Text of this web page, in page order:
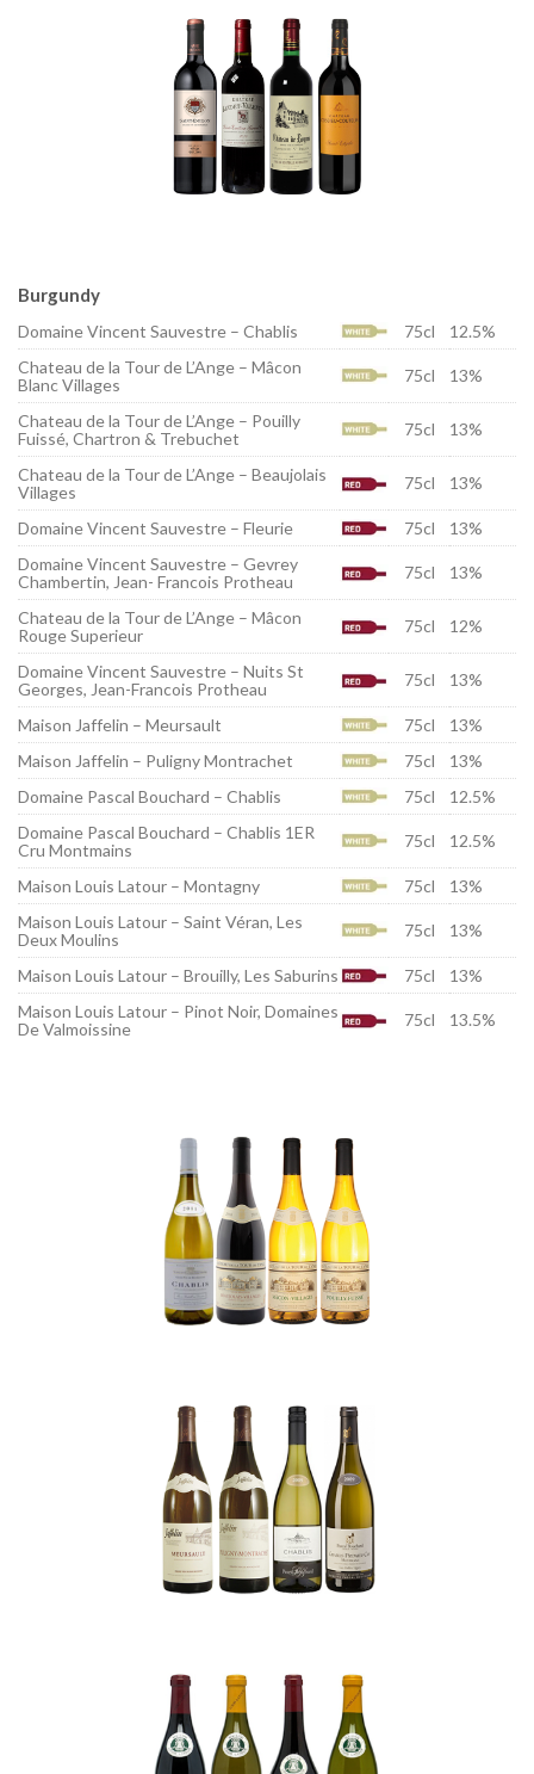
Burgundy
Domaine Vincent Sauvestre – Chablis 75cl
12.5%
Chateau de la Tour de L’Ange – Mâcon
Blanc Villages
75cl 13%
Chateau de la Tour de L’Ange – Pouilly
Fuissé, Chartron & Trebuchet
75cl 13%
Chateau de la Tour de L’Ange – Beaujolais
Villages
75cl 13%
Domaine Vincent Sauvestre – Fleurie 75cl
13%
Domaine Vincent Sauvestre – Gevrey
Chambertin, Jean- Francois Protheau
75cl 13%
Chateau de la Tour de L’Ange – Mâcon
Rouge Superieur
75cl 12%
Domaine Vincent Sauvestre – Nuits St
Georges, Jean-Francois Protheau
75cl 13%
Maison Jaffelin – Meursault 75cl
13%
Maison Jaffelin – Puligny Montrachet
75cl
13%
Domaine Pascal Bouchard – Chablis
75cl
12.5%
Domaine Pascal Bouchard – Chablis 1ER
Cru Montmains
75cl 12.5%
Maison Louis Latour – Montagny 75cl
13%
Maison Louis Latour – Saint Véran, Les
Deux Moulins
75cl 13%
Maison Louis Latour – Brouilly, Les Saburins 75cl
13%
Maison Louis Latour – Pinot Noir, Domaines
De Valmoissine
75cl 13.5%